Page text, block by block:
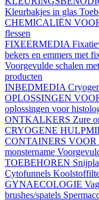
Kleurbakjes in glas
CHEMICALIËN
flessen
FIXEERMEDIA
bekers en emmers met
Voorgevulde schalen
producten
INBEDMEDIA
OPLOSSINGEN
oplossingen voor
ONTKALKERS Zure
CRYOGENE
CONTAINERS VOOR
monstername
TOEBEHOREN
Cytofunnels
GYNAECOLOGIE
brushes/spatels